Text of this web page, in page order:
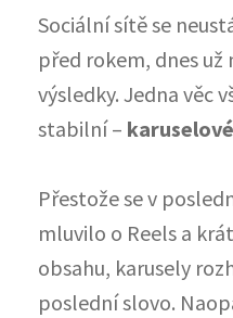
Sociální sítě se
před rokem, dnes
výsledky. Jedna věc
stabilní –
Přestože se v
mluvilo o Reels a
obsahu, karusely
poslední slovo.